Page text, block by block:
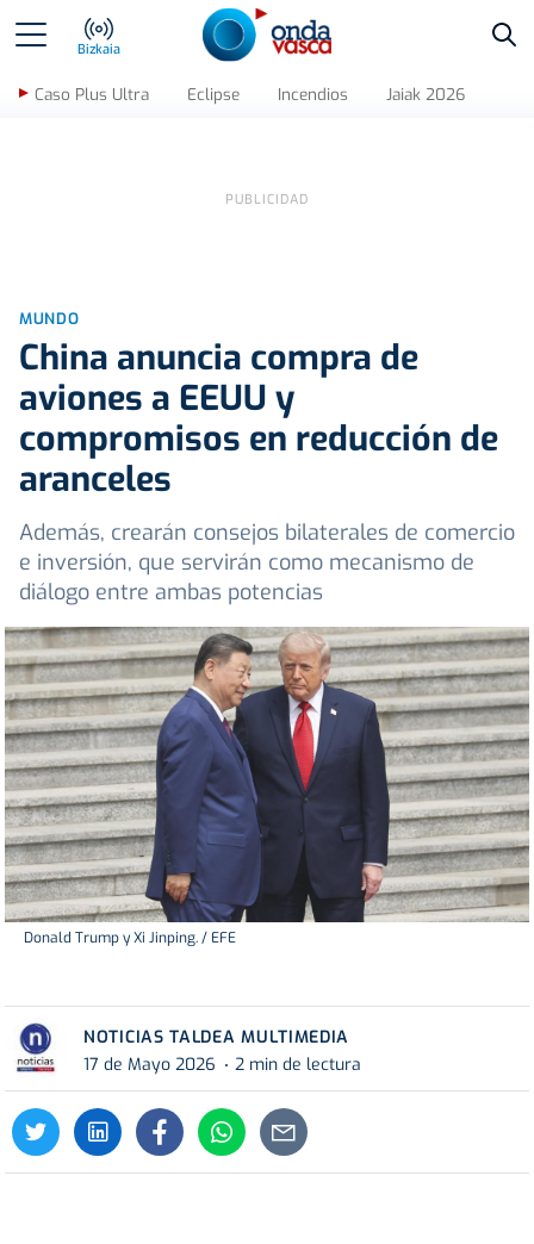
Bizkaia
Caso Plus Ultra Eclipse Incendios Jaiak 2026
MUNDO
China anuncia compra de
aviones a EEUU y
compromisos en reducción de
aranceles
Además, crearán consejos bilaterales de comercio
e inversión, que servirán como mecanismo de
diálogo entre ambas potencias
Donald Trump y Xi Jinping. / EFE
NOTICIAS TALDEA MULTIMEDIA
17 de Mayo 2026
2 min de lectura